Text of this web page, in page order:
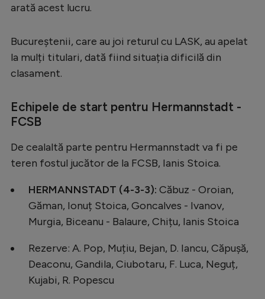
Serie A
EURO 2024
Clasamente
Tenis
Handbal
Natație
Formula 1
arată acest lucru.
Bucureștenii, care au joi returul cu LASK, au apelat
la mulți titulari, dată fiind situația dificilă din
clasament.
Echipele de start pentru Hermannstadt -
FCSB
De cealaltă parte pentru Hermannstadt va fi pe
teren fostul jucător de la FCSB, Ianis Stoica.
HERMANNSTADT (4-3-3): Căbuz - Oroian,
Găman, Ionuț Stoica, Goncalves - Ivanov,
Murgia, Biceanu - Balaure, Chițu, Ianis Stoica
Rezerve: A. Pop, Muțiu, Bejan, D. Iancu, Căpușă,
Deaconu, Gandila, Ciubotaru, F. Luca, Neguț,
Kujabi, R. Popescu